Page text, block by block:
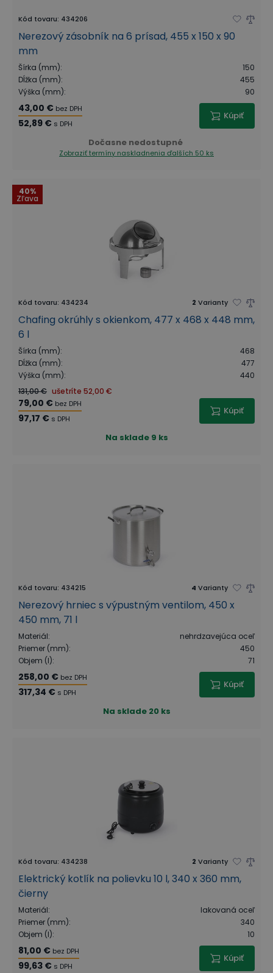
Kód tovaru: 434206
Nerezový zásobník na 6 prísad, 455 x 150 x 90
mm
Šírka (mm):
150
Dĺžka (mm):
455
Výška (mm): 90
43,00 € bez DPH
52,89 € s DPH
Kúpiť
Dočasne nedostupné
Zobraziť termíny naskladnenia ďalších 50 ks
40%
Zľava
Kód tovaru: 434234 2 Varianty
Chafing okrúhly s okienkom, 477 x 468 x 448 mm,
6 l
Šírka (mm):
468
Dĺžka (mm):
477
Výška (mm):
440
131,00 € ušetríte 52,00 €
79,00 € bez DPH
97,17 € s DPH
Kúpiť
Na sklade 9 ks
Kód tovaru: 434215 4 Varianty
Nerezový hrniec s výpustným ventilom, 450 x
450 mm, 71 l
Materiál:
nehrdzavejúca oceľ
Priemer (mm):
450
Objem (l): 71
258,00 € bez DPH
317,34 € s DPH
Kúpiť
Na sklade 20 ks
Kód tovaru: 434238 2 Varianty
Elektrický kotlík na polievku 10 l, 340 x 360 mm,
čierny
Materiál:
lakovaná oceľ
Priemer (mm):
340
Objem (l): 10
81,00 € bez DPH
99,63 € s DPH
Kúpiť